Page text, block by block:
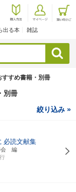
出る本 雑誌
検索
すすめ書籍・別冊
別冊
絞り込み »
必読文献集
会 編